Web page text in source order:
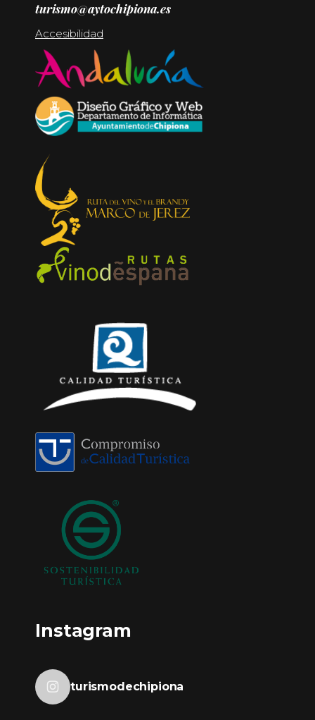
turismo@aytochipiona.es
Accesibilidad
Instagram
turismodechipiona